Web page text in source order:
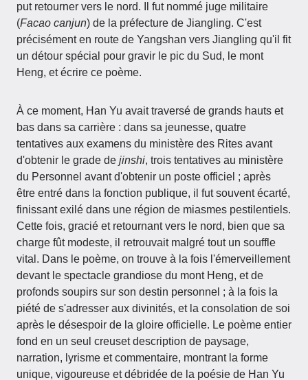
put retourner vers le nord. Il fut nommé juge militaire
(Facao canjun) de la préfecture de Jiangling. C'est
précisément en route de Yangshan vers Jiangling qu'il fit
un détour spécial pour gravir le pic du Sud, le mont
Heng, et écrire ce poème.
À ce moment, Han Yu avait traversé de grands hauts et
bas dans sa carrière : dans sa jeunesse, quatre
tentatives aux examens du ministère des Rites avant
d'obtenir le grade de jinshi, trois tentatives au ministère
du Personnel avant d'obtenir un poste officiel ; après
être entré dans la fonction publique, il fut souvent écarté,
finissant exilé dans une région de miasmes pestilentiels.
Cette fois, gracié et retournant vers le nord, bien que sa
charge fût modeste, il retrouvait malgré tout un souffle
vital. Dans le poème, on trouve à la fois l'émerveillement
devant le spectacle grandiose du mont Heng, et de
profonds soupirs sur son destin personnel ; à la fois la
piété de s'adresser aux divinités, et la consolation de soi
après le désespoir de la gloire officielle. Le poème entier
fond en un seul creuset description de paysage,
narration, lyrisme et commentaire, montrant la forme
unique, vigoureuse et débridée de la poésie de Han Yu